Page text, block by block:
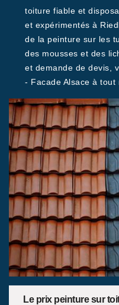
toiture fiable et
et expérimentés à
de la peinture sur les
des mousses et des
et demande de devis,
- Facade Alsace à tout
Le prix peinture sur